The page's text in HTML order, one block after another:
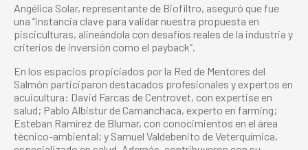
Angélica Solar, representante de Biofiltro, aseguró que fue
una “instancia clave para validar nuestra propuesta en
pisciculturas, alineándola con desafíos reales de la industria y
criterios de inversión como el payback”.
En los espacios propiciados por la Red de Mentores del
Salmón participaron destacados profesionales y expertos en
acuicultura: David Farcas de Centrovet, con expertise en
salud; Pablo Albistur de Camanchaca, experto en farming;
Esteban Ramírez de Blumar, con conocimientos en el área
técnico-ambiental; y Samuel Valdebenito de Veterquímica,